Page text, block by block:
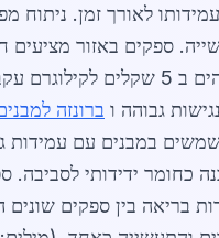
ספקים באזור
אך
גבוהה ו ברונזה
כחומר ידידותי
בריאה בין ספקים שונים